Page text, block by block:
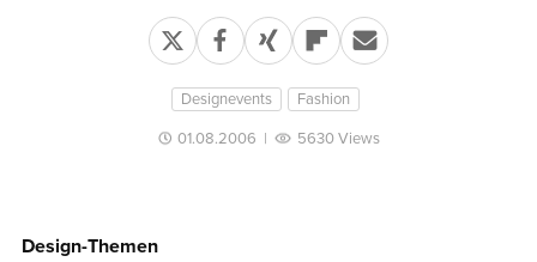
Designevents Fashion
01.08.2006 | 5630 Views
Design-Themen